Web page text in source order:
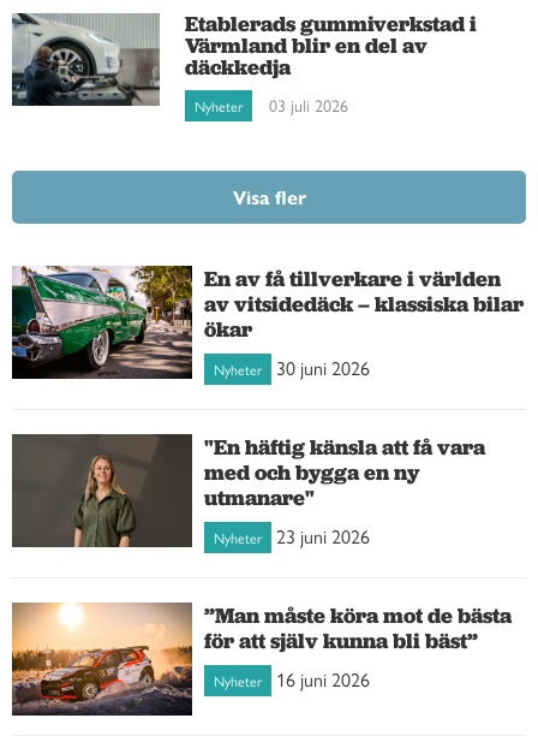
Etablerads gummiverkstad i
Värmland blir en del av
däckkedja
Nyheter 03 juli 2026
Visa fler
En av få tillverkare i världen
av vitsidedäck – klassiska bilar
ökar
Nyheter 30 juni 2026
"En häftig känsla att få vara
med och bygga en ny
utmanare"
Nyheter 23 juni 2026
”Man måste köra mot de bästa
för att själv kunna bli bäst”
Nyheter 16 juni 2026